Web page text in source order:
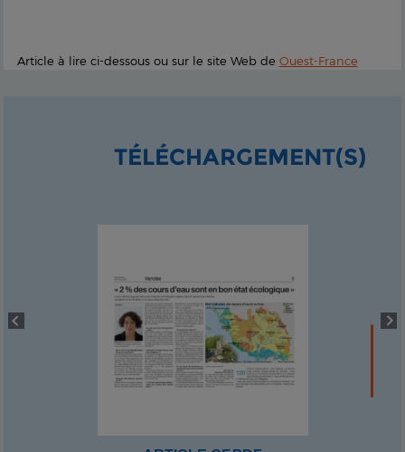
Article à lire ci-dessous ou sur le site Web de Ouest-France
TÉLÉCHARGEMENT(S)